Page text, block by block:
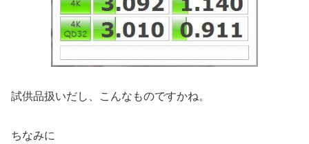
試供品扱いだし、こんなものですかね。
ちなみに